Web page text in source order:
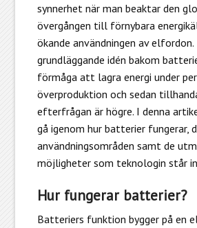
synnerhet när man beaktar den
övergången till förnybara
ökande användningen av elfordon.
grundläggande idén bakom
förmåga att lagra energi under
överproduktion och sedan
efterfrågan är högre. I denna
gå igenom hur batterier fungerar,
användningsområden samt de
möjligheter som teknologin står
Hur fungerar batterier?
Batteriers funktion bygger på en